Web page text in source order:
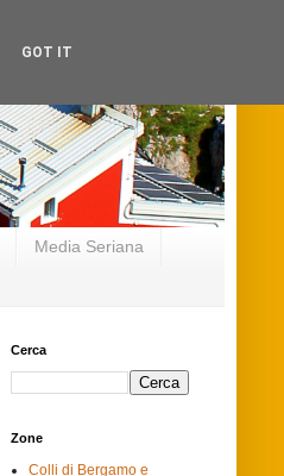
Media Seriana
Cerca
Zone
Colli di Bergamo e
GOT IT